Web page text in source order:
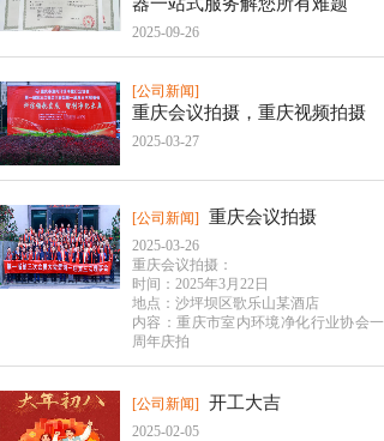
2025-09-26
[公司新闻]
重庆会议拍摄，重庆视频拍摄
2025-03-27
[公司新闻] 重庆会议拍摄
2025-03-26
重庆会议拍摄：
时间：2025年3月22日
地点：沙坪坝区歌乐山某酒店
内容：重庆市室内环境净化行业协会一
周年庆拍
[公司新闻] 开工大吉
2025-02-05